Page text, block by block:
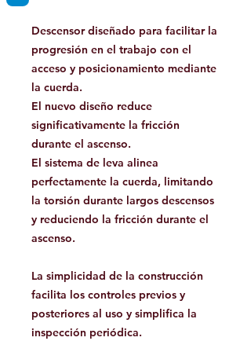
Descensor diseñado para facilitar la
progresión en el trabajo con el
acceso y posicionamiento mediante
la cuerda.
El nuevo diseño reduce
significativamente la fricción
durante el ascenso.
El sistema de leva alinea
perfectamente la cuerda, limitando
la torsión durante largos descensos
y reduciendo la fricción durante el
ascenso.
La simplicidad de la construcción
facilita los controles previos y
posteriores al uso y simplifica la
inspección periódica.